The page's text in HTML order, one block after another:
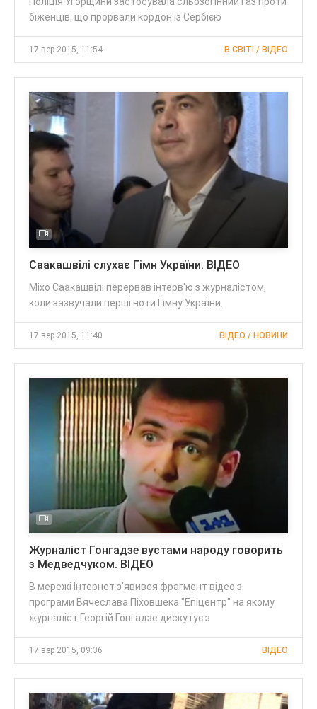
біженців, що прорвали кордон із Сербією
17 вер 2015, 11:54 В СВІТІ / ВІДЕО
Саакашвілі слухає Гімн України. ВІДЕО
Міхо Саакашвілі перервав інтерв'ю з журналістом,
коли зазвучали перші ноти Гімну України.
17 вер 2015, 11:40 ВІДЕО / НОВИНИ
Журналіст Гонгадзе вустами народу говорить
з Медведчуком. ВІДЕО
В мережі Інтернет з'явився фрагмент відео з
програми Вячеслава Піховшека "Епіцентр" на якому
журналіст Георгій Гонгадзе дискутує з
17 вер 2015, 09:36 ВІДЕО